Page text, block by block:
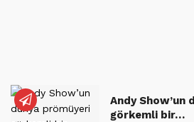
Andy Show’un
görkemli bir…